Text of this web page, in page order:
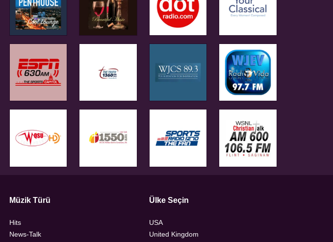
Müzik Türü
Hits
News-Talk
Ülke Seçin
USA
United Kingdom